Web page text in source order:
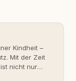
Kindheit –
Mit der Zeit
nicht nur